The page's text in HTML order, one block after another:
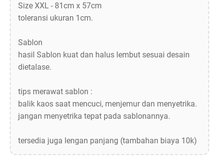
Size XXL - 81cm x 57cm
toleransi ukuran 1cm.
Sablon
hasil Sablon kuat dan halus lembut sesuai desain
dietalase.
tips merawat sablon :
balik kaos saat mencuci, menjemur dan menyetrika.
jangan menyetrika tepat pada sablonannya.
tersedia juga lengan panjang (tambahan biaya 10k)